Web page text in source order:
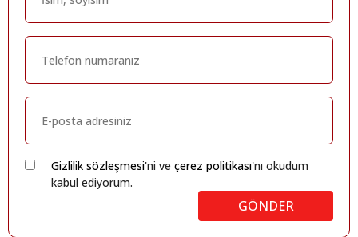
Gizlilik sözleşmesi'ni ve çerez politikası'nı okudum
kabul ediyorum.
GÖNDER